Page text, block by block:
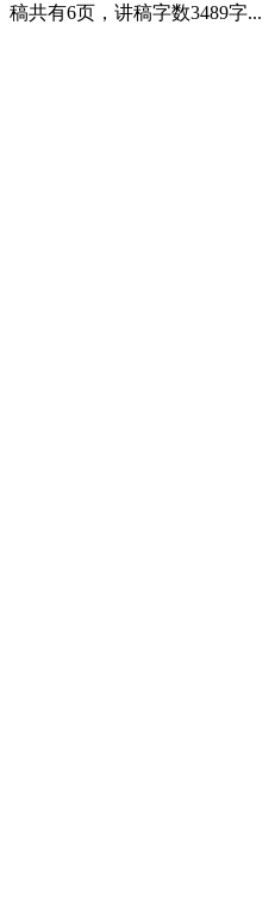
稿共有6页，讲稿字数3489字...